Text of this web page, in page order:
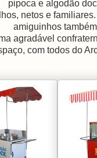
pipoca e algodão
netos e
amiguinhos
agradável
com todos do